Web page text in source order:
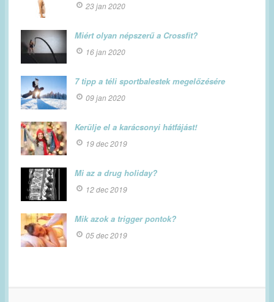
23 jan 2020
Miért olyan népszerű a Crossfit?
16 jan 2020
7 tipp a téli sportbalestek megelőzésére
09 jan 2020
Kerülje el a karácsonyi hátfájást!
19 dec 2019
Mi az a drug holiday?
12 dec 2019
Mik azok a trigger pontok?
05 dec 2019